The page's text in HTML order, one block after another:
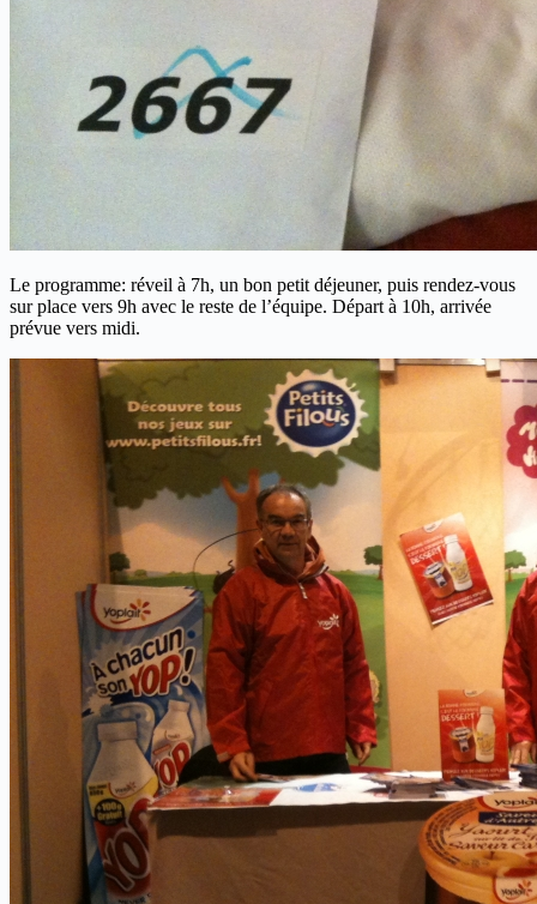
Le programme: réveil à 7h, un bon petit déjeuner, puis rendez-vous
sur place vers 9h avec le reste de l’équipe. Départ à 10h, arrivée
prévue vers midi.